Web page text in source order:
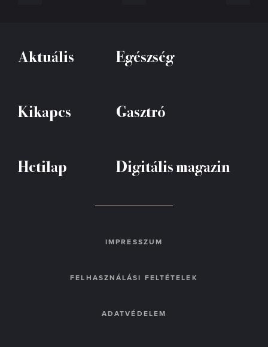
Aktuális Egészség
Kikapcs Gasztró
Hetilap Digitális magazin
IMPRESSZUM
FELHASZNÁLÁSI FELTÉTELEK
ADATVÉDELEM